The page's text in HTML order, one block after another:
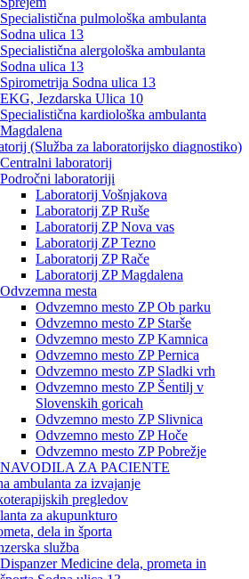
Specialistična pulmološka ambulanta
Sodna ulica 13
Specialistična alergološka ambulanta
Sodna ulica 13
Spirometrija Sodna ulica 13
EKG, Jezdarska Ulica 10
Specialistična kardiološka ambulanta
Magdalena
(Služba za laboratorijsko diagnostiko)
Centralni laboratorij
Področni laboratoriji
Laboratorij Vošnjakova
Laboratorij ZP Ruše
Laboratorij ZP Nova vas
Laboratorij ZP Tezno
Laboratorij ZP Rače
Laboratorij ZP Magdalena
Odvzemna mesta
Odvzemno mesto ZP Ob parku
Odvzemno mesto ZP Starše
Odvzemno mesto ZP Kamnica
Odvzemno mesto ZP Pernica
Odvzemno mesto ZP Sladki vrh
Odvzemno mesto ZP Šentilj v
Slovenskih goricah
Odvzemno mesto ZP Slivnica
Odvzemno mesto ZP Hoče
Odvzemno mesto ZP Pobrežje
NAVODILA ZA PACIENTE
ambulanta za izvajanje
pregledov
za akupunkturo
dela in športa
služba
Dispanzer Medicine dela, prometa in